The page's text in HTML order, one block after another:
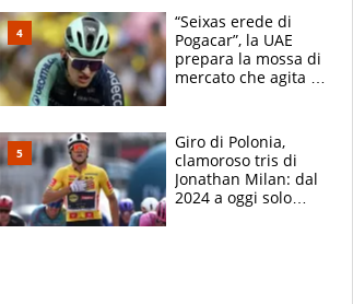
“Seixas erede di
Pogacar”, la UAE
prepara la mossa di
mercato che agita la
a Burgos
Giro di Polonia,
clamoroso tris di
Jonathan Milan: dal
2024 a oggi solo